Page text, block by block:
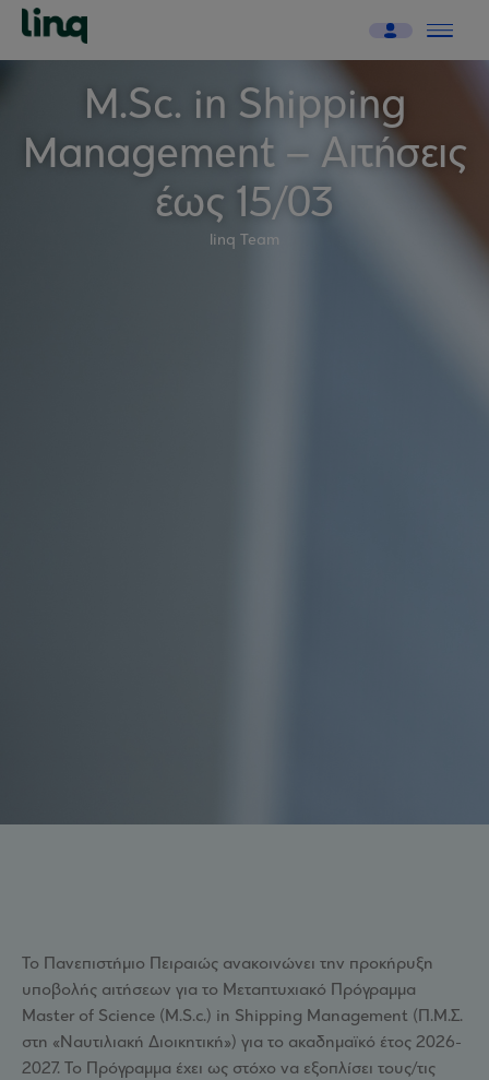
Μ.Sc. in Shipping
Management – Αιτήσεις
έως 15/03
linq Team
Το Πανεπιστήμιο Πειραιώς ανακοινώνει την προκήρυξη
υποβολής αιτήσεων για το Μεταπτυχιακό Πρόγραμμα
Master of Science (M.S.c.) in Shipping Management (Π.Μ.Σ.
στη «Ναυτιλιακή Διοικητική») για το ακαδημαϊκό έτος 2026-
2027. Το Πρόγραμμα έχει ως στόχο να εξοπλίσει τους/τις